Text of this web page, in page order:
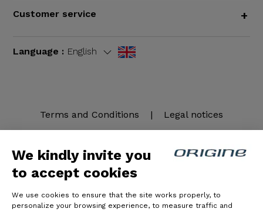
We kindly invite you
to accept cookies
We use cookies to ensure that the site works properly, to
personalize your browsing experience, to measure traffic and
Customer service +
Language : English
Terms and Conditions | Legal notices